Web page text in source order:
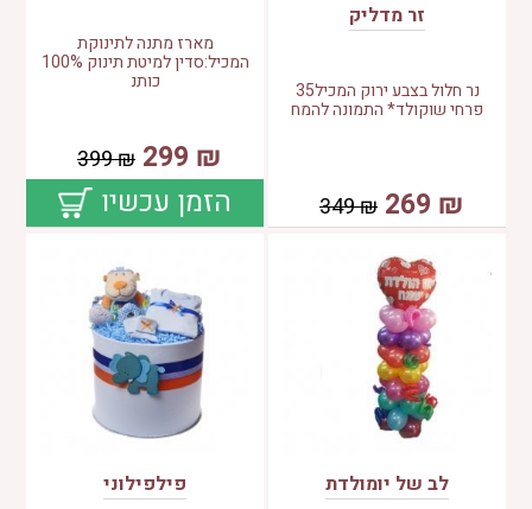
זר מדליק
נר חלול בצבע ירוק המכיל35
פרחי שוקולד* התמונה להמח
₪
269
₪
349
מארז מתנה לתינוקת
המכיל:סדין למיטת תינוק 100%
כותנ
₪
299
₪
399
הזמן עכשיו
לב של יומולדת פילפילוני